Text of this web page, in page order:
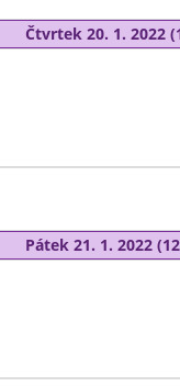
Čtvrtek 20. 1. 2022
Pátek 21. 1. 2022